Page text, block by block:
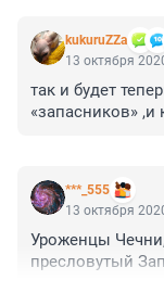
kukuruZZa
13 октября
так и будет
«запасников» ,и
***_555
13 октября
Уроженцы
пресловутый